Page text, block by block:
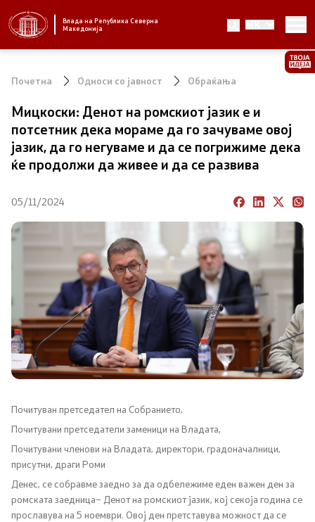
Влада на Република Северна
Македонија
MK
Стратешки приоритети и програма
Завршени планови
Стратешки план на Генералниот секретаријат
Национални стратегии
Влада
Претседател на Владата
Канцеларија на Претседателот на Владата
Заменици на Претседателот на Владата
Министерства
СОЗР
Комисии
Почетна Односи со јавност Обраќања
Мицкоски: Денот на ромскиот јазик е и
потсетник дека мораме да го зачуваме овој
јазик, да го негуваме и да се погрижиме дека
ќе продолжи да живее и да се развива
05/11/2024
Почитуван претседател на Собранието,
Почитувани претседатели заменици на Владата,
Почитувани членови на Владата, директори, градоначалници,
присутни, драги Роми
Денес, се собравме заедно за да одбележиме еден важен ден за
ромската заедница– Денот на ромскиот јазик, кој секоја година се
прославува на 5 ноември. Овој ден претставува можност да се